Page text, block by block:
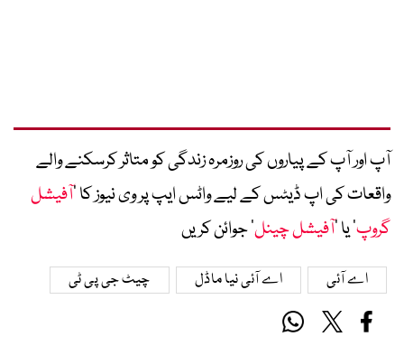
آپ اور آپ کے پیاروں کی روزمرہ زندگی کو متاثر کرسکنے والے
واقعات کی اپ ڈیٹس کے لیے واٹس ایپ پر وی نیوز کا ’آفیشل
گروپ‘ یا ’آفیشل چینل‘ جوائن کریں
اے آئی اے آئی نیا ماڈل چیٹ جی پی ٹی